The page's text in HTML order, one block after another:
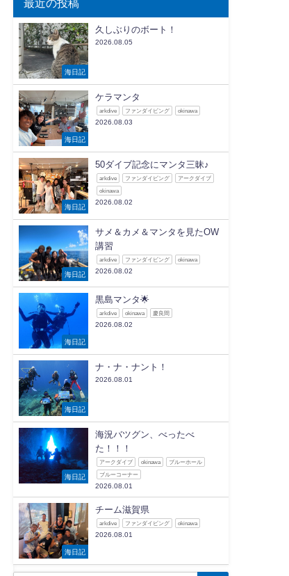
最近の投稿
海日記
久しぶりのボート！
2026.08.05
海日記
ケラマンタ
arkdive ファンダイビング okinawa
2026.08.03
海日記
50ダイブ記念にマンタ三昧♪
arkdive ファンダイビング アークダイブ
okinawa
2026.08.02
海日記
サメ＆カメ＆マンタを見たOW
講習
arkdive ファンダイビング okinawa
2026.08.02
海日記
黒島マンタ🌟
arkdive okinawa 慶良間
2026.08.02
海日記
ナ・ナ・ナント！
2026.08.01
海日記
海況バツグン、べったべ
た！！！
アークダイブ okinawa ブルーホール
ブルーコーナー
2026.08.01
海日記
チーム滋賀県
arkdive ファンダイビング okinawa
2026.08.01